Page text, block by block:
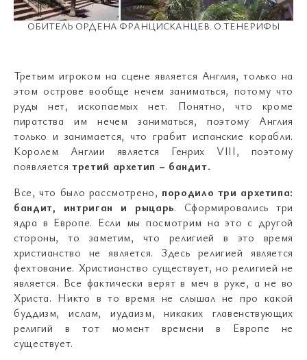
ОБИТЕЛЬ ОРДЕНА ФРАНЦИСКАНЦЕВ. О.ТЕНЕРИФЫ
Третьим игроком на сцене является Англия, только на
этом острове вообще нечем заниматься, потому что
руды нет, ископаемых нет. Понятно, что кроме
пиратства им нечем заниматься, поэтому Англия
только и занимается, что грабит испанские корабли.
Королем Англии является Генрих VIII, поэтому
появляетсятретий архетип – бандит.
Все, что было рассмотрено, породило три архетипа:
бандит, интриган и рыцарь. Сформировались три
ядра в Европе. Если мы посмотрим на это с другой
стороны, то заметим, что религией в это время
христианство не является. Здесь религией является
фехтование. Христианство существует, но религией не
является. Все фактически верят в меч в руке, а не во
Христа. Никто в то время не слышал не про какой
буддизм, ислам, иудаизм, никаких главенствующих
религий в тот момент времени в Европе не
существует.